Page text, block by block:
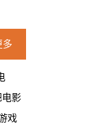
多
电影
戏